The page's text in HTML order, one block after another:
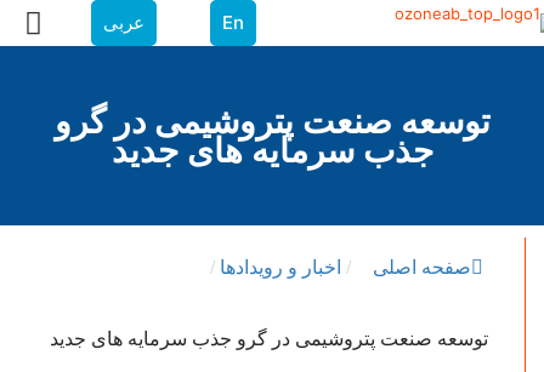
En عربی
توسعه صنعت پتروشیمی در گرو
جذب سرمایه های جدید
صفحه اصلی / اخبار و رویدادها /
توسعه صنعت پتروشیمی در گرو جذب سرمایه های جدید